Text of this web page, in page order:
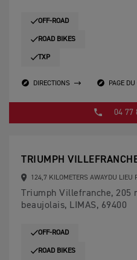
OFF-ROAD
ROAD BIKES
TXP
DIRECTIONS PAGE
04 77
TRIUMPH
124,7 KILOMETERS AWAYDU LIEU
Triumph Villefranche, 205
beaujolais, LIMAS, 69400
OFF-ROAD
ROAD BIKES